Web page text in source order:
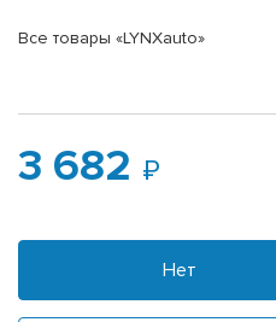
Все товары «LYNXauto»
3 682
Нет